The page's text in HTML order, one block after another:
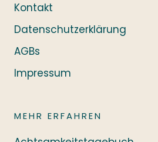
Kontakt
Datenschutzerklärung
AGBs
Impressum
MEHR ERFAHREN